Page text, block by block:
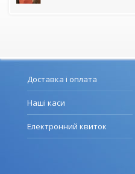
Доставка і оплата
Наші каси
Електронний квиток